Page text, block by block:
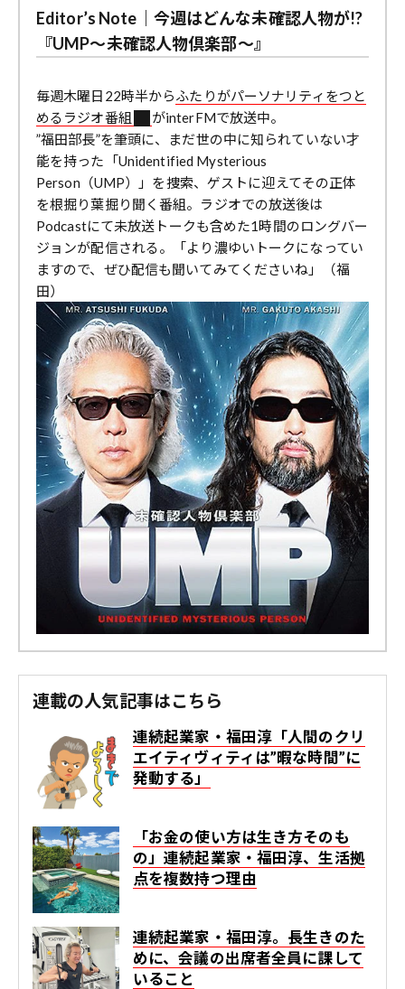
Editor’s Note｜今週はどんな未確認人物が!?
『UMP〜未確認人物倶楽部〜』
毎週木曜日22時半からふたりがパーソナリティをつと
めるラジオ番組
がinterFMで放送中。
”福田部長”を筆頭に、まだ世の中に知られていない才
能を持った「Unidentified Mysterious
Person（UMP）」を捜索、ゲストに迎えてその正体
を根掘り葉掘り聞く番組。ラジオでの放送後は
Podcastにて未放送トークも含めた1時間のロングバー
ジョンが配信される。「より濃ゆいトークになってい
ますので、ぜひ配信も聞いてみてくださいね」（福
田）
連載の人気記事はこちら
連続起業家・福田淳「人間のクリ
エイティヴィティは”暇な時間”に
発動する」
「お金の使い方は生き方そのも
の」連続起業家・福田淳、生活拠
点を複数持つ理由
連続起業家・福田淳。長生きのた
めに、会議の出席者全員に課して
いること